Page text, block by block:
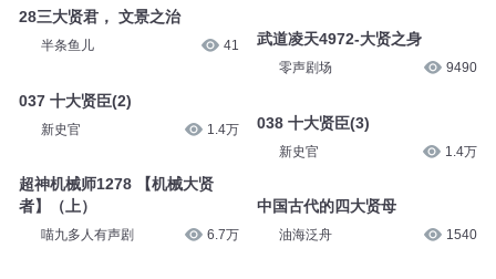
28三大贤君， 文景之治
半条鱼儿 41
037 十大贤臣(2)
新史官 1.4万
超神机械师1278 【机械大贤
者】（上）
喵九多人有声剧 6.7万
武道凌天4972-大贤之身
零声剧场 9490
038 十大贤臣(3)
新史官 1.4万
中国古代的四大贤母
油海泛舟 1540